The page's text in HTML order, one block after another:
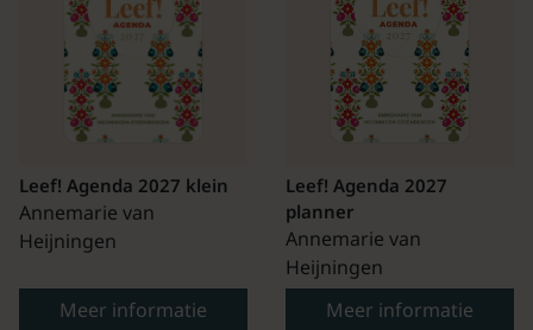
Leef! Agenda 2027 klein
Annemarie van
Heijningen
Meer informatie
Leef! Agenda 2027
planner
Annemarie van
Heijningen
Meer informatie